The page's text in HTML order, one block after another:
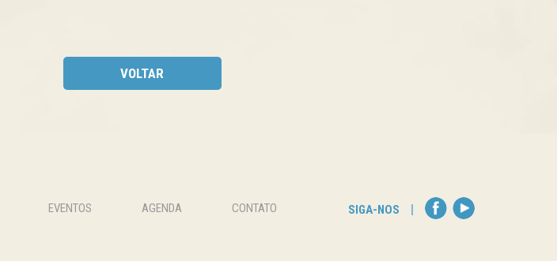
VOLTAR
EVENTOS AGENDA CONTATO SIGA-NOS